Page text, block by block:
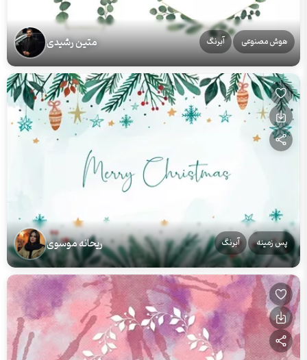
هوش مصنوعی آبرنگ متین رشیدی
پس زمینه آبرنگ ریحانه موسوی